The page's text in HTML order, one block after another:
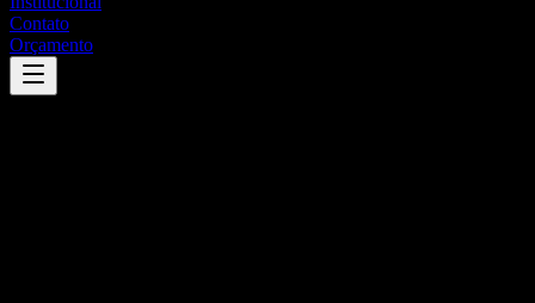
Contato
Orçamento